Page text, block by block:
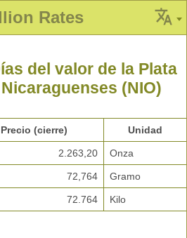
Rates
del valor de la Plata
(NIO)
Precio (cierre) Unidad
2.263,20 Onza
72,764 Gramo
72.764 Kilo